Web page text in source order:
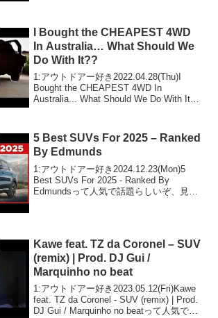
I Bought the CHEAPEST 4WD
In Australia… What Should We
Do With It??
1:アウトドアー好き2022.04.28(Thu)I
Bought the CHEAPEST 4WD In
Australia... What Should We Do With It??
5 Best SUVs For 2025 – Ranked
By Edmunds
1:アウトドアー好き2024.12.23(Mon)5
Best SUVs For 2025 - Ranked By
Edmundsって人気で話題らしいぞ、見逃
Kawe feat. TZ da Coronel – SUV
(remix) | Prod. DJ Gui /
Marquinho no beat
1:アウトドアー好き2023.05.12(Fri)Kawe
feat. TZ da Coronel - SUV (remix) | Prod.
DJ Gui / Marquinho no beatって人気で話